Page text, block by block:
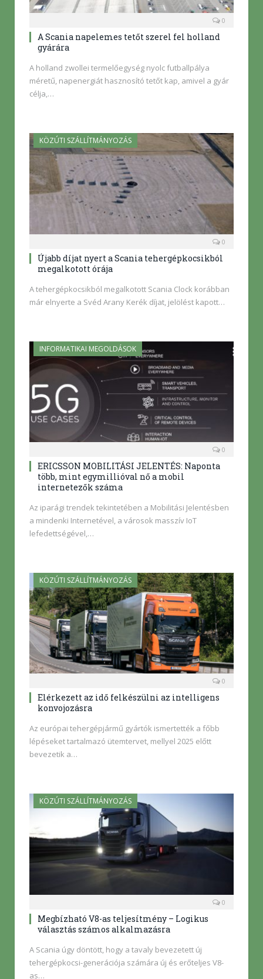
0
A Scania napelemes tetőt szerel fel holland
gyárára
A holland zwollei termelőegység nyolc futballpálya
méretű, napenergiát hasznosító tetőt kap, amivel a gyár
célja,…
KÖZÚTI SZÁLLÍTMÁNYOZÁS
0
Újabb díjat nyert a Scania tehergépkocsikból
megalkotott órája
A tehergépkocsikból megalkotott Scania Clock korábban
már elnyerte a Svéd Arany Kerék díjat, jelölést kapott…
INFORMATIKAI MEGOLDÁSOK
0
ERICSSON MOBILITÁSI JELENTÉS: Naponta
több, mint egymillióval nő a mobil
internetezők száma
Az iparági trendek tekintetében a Mobilitási Jelentésben
a mindenki Internetével, a városok masszív IoT
lefedettségével,…
KÖZÚTI SZÁLLÍTMÁNYOZÁS
0
Elérkezett az idő felkészülni az intelligens
konvojozásra
Az európai tehergépjármű gyártók ismertették a főbb
lépéseket tartalmazó ütemtervet, mellyel 2025 előtt
bevezetik a…
KÖZÚTI SZÁLLÍTMÁNYOZÁS
0
Megbízható V8-as teljesítmény – Logikus
választás számos alkalmazásra
A Scania úgy döntött, hogy a tavaly bevezetett új
tehergépkocsi-generációja számára új és erőteljes V8-
as…